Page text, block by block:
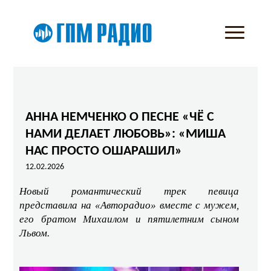
АННА НЕМЧЕНКО О ПЕСНЕ «ЧЁ С
НАМИ ДЕЛАЕТ ЛЮБОВЬ»: «МИША
НАС ПРОСТО ОШАРАШИЛ»
12.02.2026
Новый романтический трек певица
представила на «Авторадио» вместе с мужем,
его братом Михаилом и пятилетним сыном
Львом.